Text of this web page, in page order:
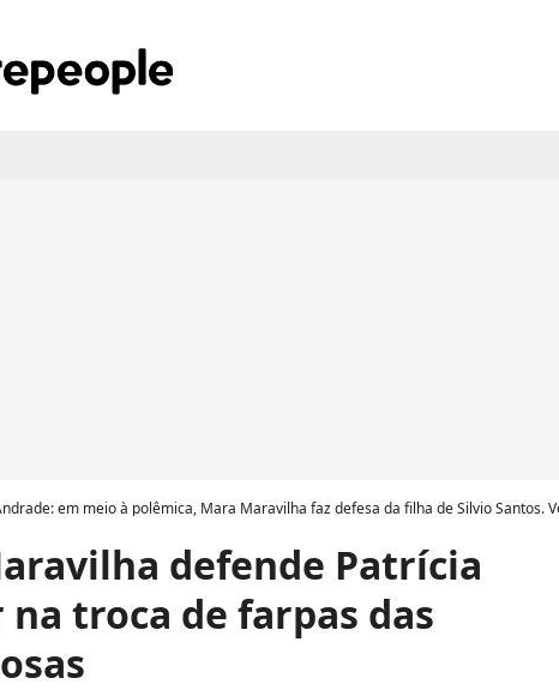
em meio à polêmica, Mara Maravilha faz defesa da filha de Silvio Santos.
defende Patrícia
troca de farpas das